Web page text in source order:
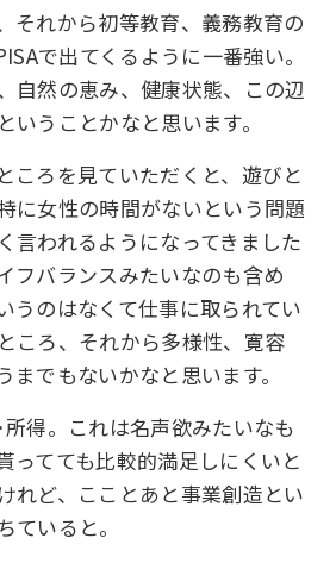
それから初等教育、義務教育の
で出てくるように一番強い。
自然の恵み、健康状態、この辺
いうことかなと思います。
ころを見ていただくと、遊びと
に女性の時間がないという問題
言われるようになってきました
フバランスみたいなのも含め
うのはなくて仕事に取られてい
ころ、それから多様性、寛容
までもないかなと思います。
得。これは名声欲みたいなも
ってても比較的満足しにくいと
れど、こことあと事業創造とい
ていると。